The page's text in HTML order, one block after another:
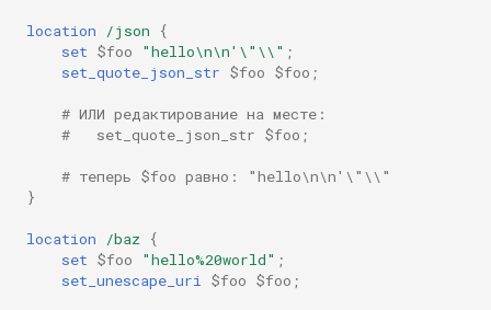
http
httpipe
hyperscan
influx
location /json
{
set $foo "hello\n\n'\"\\" ;
set_quote_json_str $foo $foo ;
# ИЛИ редактирование на месте:
#   set_quote_json_str $foo;
# теперь $foo равно: "hello\n\n'\"\\"
}
location /baz
{
set $foo "hello%20world" ;
set_unescape_uri
$foo $foo ;